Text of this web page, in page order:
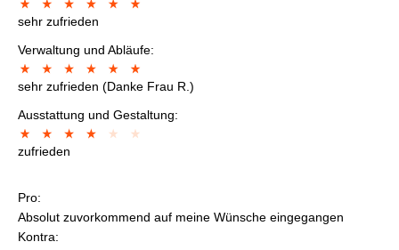
sehr zufrieden
Verwaltung und Abläufe:
sehr zufrieden (Danke Frau R.)
Ausstattung und Gestaltung:
zufrieden
Pro:
Absolut zuvorkommend auf meine Wünsche eingegangen
Kontra: